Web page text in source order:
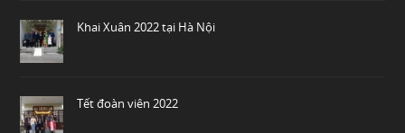
Khai Xuân 2022 tại Hà Nội
Tết đoàn viên 2022